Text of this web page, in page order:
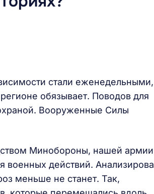
стали еженедельными,
обязывает. Поводов для
Вооруженные Силы
Минобороны, нашей армии
военных действий.
меньше не станет. Так,